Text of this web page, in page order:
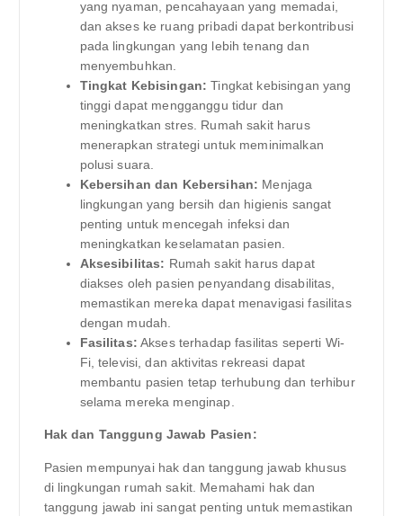
yang nyaman, pencahayaan yang memadai,
dan akses ke ruang pribadi dapat berkontribusi
pada lingkungan yang lebih tenang dan
menyembuhkan.
Tingkat Kebisingan: Tingkat kebisingan yang
tinggi dapat mengganggu tidur dan
meningkatkan stres. Rumah sakit harus
menerapkan strategi untuk meminimalkan
polusi suara.
Kebersihan dan Kebersihan: Menjaga
lingkungan yang bersih dan higienis sangat
penting untuk mencegah infeksi dan
meningkatkan keselamatan pasien.
Aksesibilitas: Rumah sakit harus dapat
diakses oleh pasien penyandang disabilitas,
memastikan mereka dapat menavigasi fasilitas
dengan mudah.
Fasilitas: Akses terhadap fasilitas seperti Wi-
Fi, televisi, dan aktivitas rekreasi dapat
membantu pasien tetap terhubung dan terhibur
selama mereka menginap.
Hak dan Tanggung Jawab Pasien:
Pasien mempunyai hak dan tanggung jawab khusus
di lingkungan rumah sakit. Memahami hak dan
tanggung jawab ini sangat penting untuk memastikan